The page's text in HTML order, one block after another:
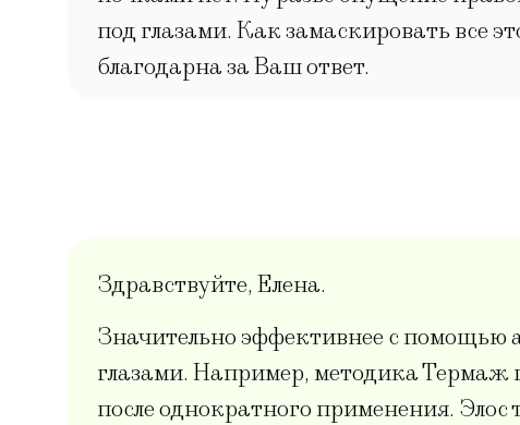
под глазами. Как замаскировать все
благодарна за Ваш ответ.
Здравствуйте, Елена.
Значительно эффективнее с помощью
глазами. Например, методика Термаж
после однократного применения.